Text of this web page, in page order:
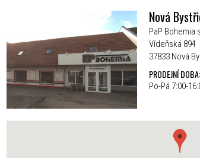
Nová
PaP Bohemia
Vídeňská 894
37833 Nová
PRODEJNÍ DOBA:
Po-Pá 7:00-